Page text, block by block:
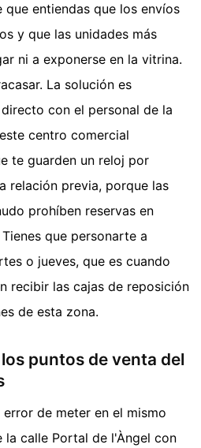
que entiendas que los envíos
y que las unidades más
ni a exponerse en la vitrina.
La solución es
con el personal de la
centro comercial
te guarden un reloj por
relación previa, porque las
prohíben reservas en
que personarte a
o jueves, que es cuando
recibir las cajas de reposición
de esta zona.
puntos de venta del
de meter en el mismo
calle Portal de l'Àngel con